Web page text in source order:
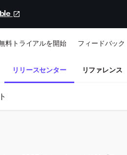
料トライアルを開始 フィードバック
リリースセンター リファレンス